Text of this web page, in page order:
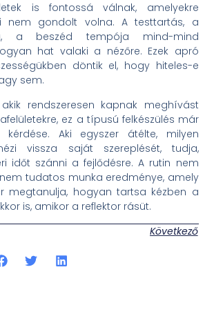
is fontossá válnak, amelyekre
nem gondolt volna. A testtartás, a
a beszéd tempója mind-mind
hat valaki a nézőre. Ezek apró
döntik el, hogy hiteles-e
sem.
rendszeresen kapnak meghívást
ez a típusú felkészülés már
kérdése. Aki egyszer átélte, milyen
vissza saját szereplését, tudja,
időt szánni a fejlődésre. A rutin nem
tudatos munka eredménye, amely
megtanulja, hogyan tartsa kézben a
is, amikor a reflektor rásüt.
Következő